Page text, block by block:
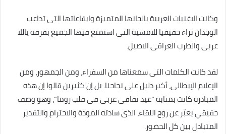
وكانت الاغنيات العربية بالحانها المتميزة وايقاعاتها التى تداعب
الوجدان ثراء حقيقيا للامسية التى استمتع فيها الجميع بفرقة ياللا
عربى والطرب العراقى الاصيل.
لقد كانت الكلمات التى سمعناها من السفراء، ومن الجمهور، ومن
الإعلام الإيطالى، أكبر دليل على نجاحنا. بل إن كثيرين قالوا إن هذه
المبادرة كانت بمثابة “عيد ثقافى عربى فى قلب روما”، وهو وصف
حقيقي يعبّر عن روح اللقاء، الذى سادته المودة والاحترام والتقدير
المتبادل بين كل الحضور.